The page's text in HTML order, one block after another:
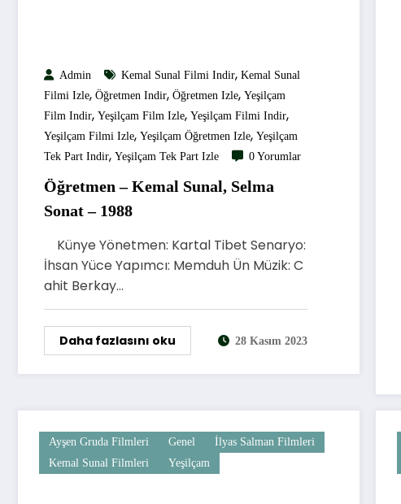
Admin Kemal Sunal Filmi Indir, Kemal Sunal
Filmi Izle, Öğretmen Indir, Öğretmen Izle, Yeşilçam
Film Indir, Yeşilçam Film Izle, Yeşilçam Filmi Indir,
Yeşilçam Filmi Izle, Yeşilçam Öğretmen Izle, Yeşilçam
Tek Part Indir, Yeşilçam Tek Part Izle 0 Yorumlar
Öğretmen – Kemal Sunal, Selma
Sonat – 1988
Künye Yönetmen: Kartal Tibet Senaryo:
İhsan Yüce Yapımcı: Memduh Ün Müzik: C
ahit Berkay…
Daha fazlasını oku 28 Kasım 2023
Ayşen Gruda Filmleri Genel
İlyas Salman Filmleri
Kemal Sunal Filmleri
Yeşilçam